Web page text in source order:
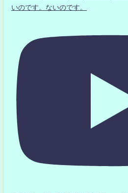
いのです。ないのです。